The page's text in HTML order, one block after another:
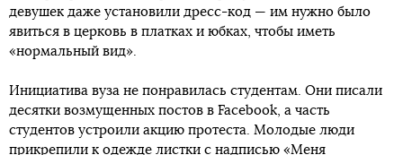
девушек даже установили дресс-код — им нужно было
явиться в церковь в платках и юбках, чтобы иметь
«нормальный вид».
Инициатива вуза не понравилась студентам. Они писали
десятки возмущенных постов в Facebook, а часть
студентов устроили акцию протеста. Молодые люди
прикрепили к одежде листки с надписью «Меня